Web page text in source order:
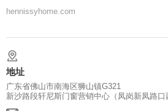
hennissyhome.com
地址
广东省佛山市南海区狮山镇G321
新沙路段轩尼斯门窗营销中心（凤岗新凤路口